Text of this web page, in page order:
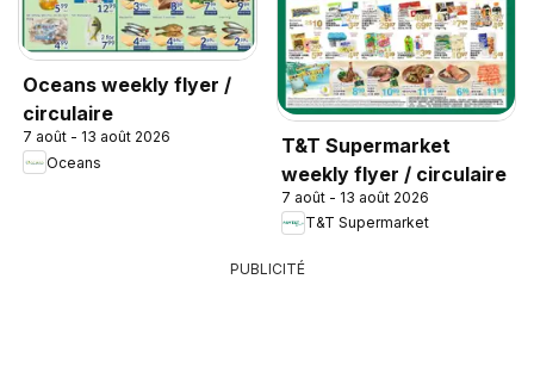
Oceans weekly flyer /
circulaire
7 août - 13 août 2026
Oceans
T&T Supermarket
weekly flyer / circulaire
7 août - 13 août 2026
T&T Supermarket
PUBLICITÉ